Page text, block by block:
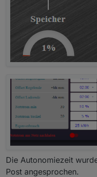
Die Autonomiezeit
Post angesprochen.